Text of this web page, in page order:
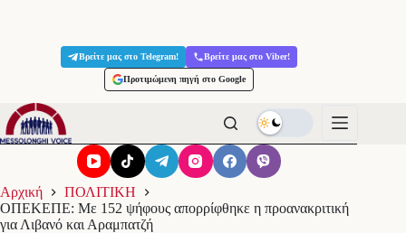
Βρείτε μας στο Telegram! Βρείτε μας στο Viber!
Προτιμώμενη πηγή στο Google
Αρχική
ΠΟΛΙΤΙΚΗ
ΟΠΕΚΕΠΕ: Με 152 ψήφους απορρίφθηκε η προανακριτική
για Λιβανό και Αραμπατζή